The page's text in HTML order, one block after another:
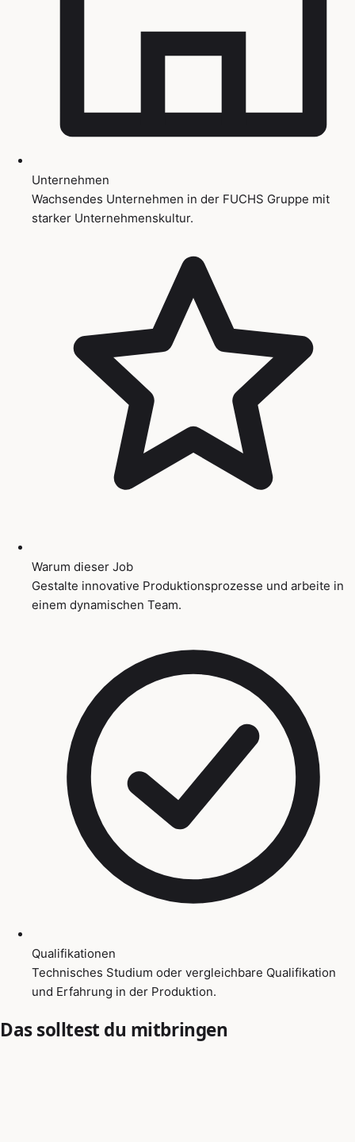
Unternehmen
Wachsendes Unternehmen in der FUCHS Gruppe mit
starker Unternehmenskultur.
Warum dieser Job
Gestalte innovative Produktionsprozesse und arbeite in
einem dynamischen Team.
Qualifikationen
Technisches Studium oder vergleichbare Qualifikation
und Erfahrung in der Produktion.
Das solltest du mitbringen